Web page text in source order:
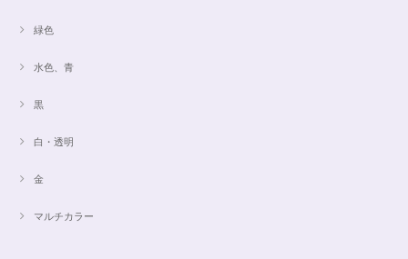
緑色
水色、青
黒
白・透明
金
マルチカラー